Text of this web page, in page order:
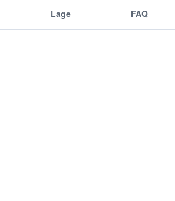
Lage FAQ